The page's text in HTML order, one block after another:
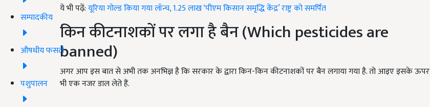
सम्पादकीय
औषधीय फसलें
पशुपालन
ये भी पढ़ें:यूरिया गोल्ड किया गया लॉन्च, 1.25 लाख ‘पीएम किसान समृद्धि केंद्र’ राष्ट्र को समर्पित
किन कीटनाशकों पर लगा है बैन (Which pesticides are
banned)
अगर आप इस बात से अभी तक अनभिज्ञ है कि सरकार के द्वारा किन-किन कीटनाशकों पर बैन लगाया गया है. तो आइए इसके ऊपर
भी एक नजर डाल लेते हैं.